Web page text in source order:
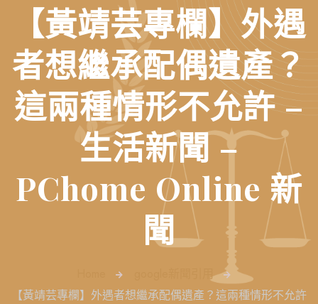
【黃靖芸專欄】外遇
者想繼承配偶遺產？
這兩種情形不允許 –
生活新聞 –
PChome Online 新
聞
google新聞引用
【黃靖芸專欄】外遇者想繼承配偶遺產？這兩種情形不允許